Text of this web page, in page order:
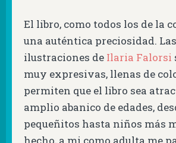
El libro, como todos los de la
una auténtica preciosidad. Las
ilustraciones de Ilaria Falorsi
muy expresivas, llenas de
permiten que el libro sea
amplio abanico de edades,
pequeñitos hasta niños más